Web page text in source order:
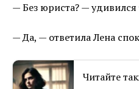
— Без юриста? — удивился
— Да, — ответила Лена
Читайте